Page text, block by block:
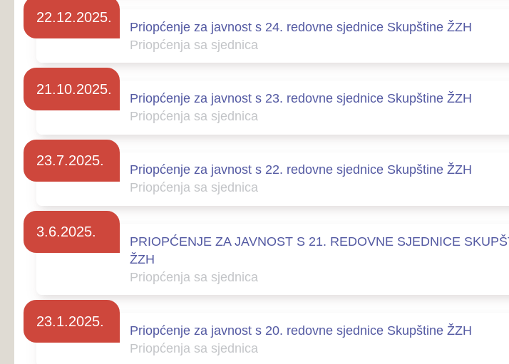
Priopćenje za javnost s 22. redovne sjednice Skupštine ŽZH
Priopćenja sa sjednica
PRIOPĆENJE ZA JAVNOST S 21. REDOVNE SJEDNICE SKUPŠTINE
ŽZH
3.6.2025.
Priopćenja sa sjednica
Priopćenje za javnost s 20. redovne sjednice Skupštine ŽZH
23.1.2025.
Priopćenja sa sjednica
Priopćenje za javnost s 19. redovne sjednice Skupštine ŽZH
30.12.2024.
Priopćenja sa sjednica
Priopćenje za javnost s 18. redovne sjednice Skupštine ŽZH
Priopćenja sa sjednica
Priopćenje za javnost sa 17. redovne sjednice Skupštine ŽZH
30.10.2024.
Priopćenja sa sjednica